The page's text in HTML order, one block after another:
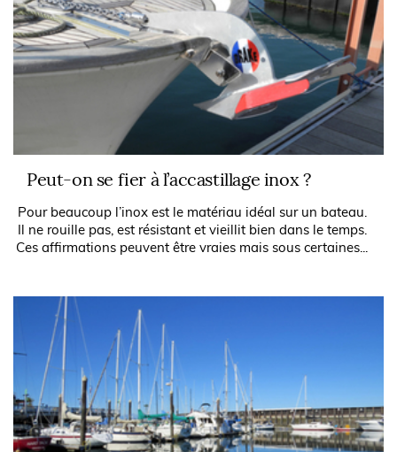
Peut-on se fier à l’accastillage inox ?
Pour beaucoup l’inox est le matériau idéal sur un bateau.
Il ne rouille pas, est résistant et vieillit bien dans le temps.
Ces affirmations peuvent être vraies mais sous certaines...